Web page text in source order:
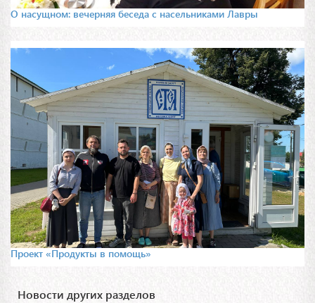
О насущном: вечерняя беседа с насельниками Лавры
Проект «Продукты в помощь»
Новости других разделов